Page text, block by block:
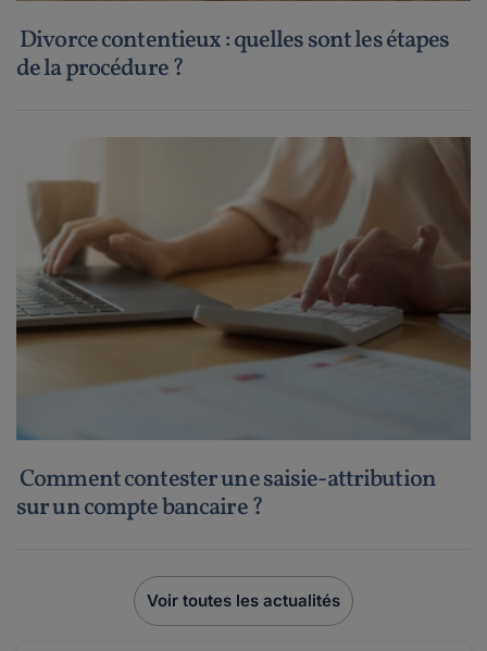
Divorce contentieux : quelles sont les étapes
de la procédure ?
Comment contester une saisie-attribution
sur un compte bancaire ?
Voir toutes les actualités